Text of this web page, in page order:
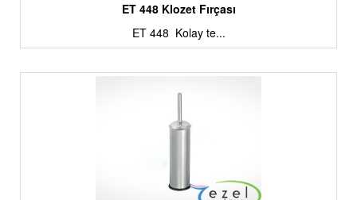
ET 448 Klozet Fırçası
ET 448 Kolay te...